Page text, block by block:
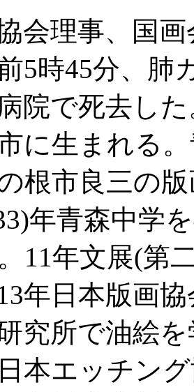
会理事、国
5時45分、
院で死去し
に生まれる
根市良三の
年青森中学
11年文展(第
年日本版画
究所で油絵
本エッチン